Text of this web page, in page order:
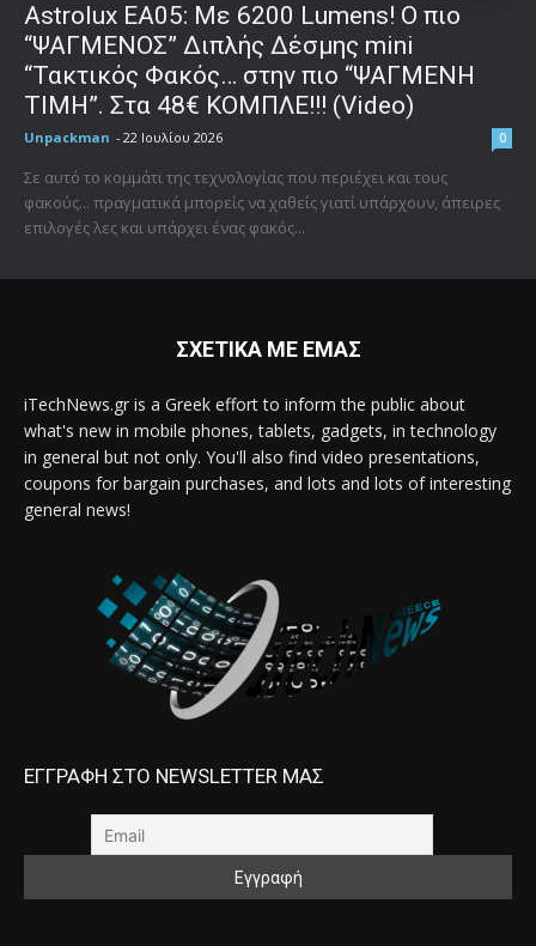
Astrolux ΕΑ05: Με 6200 Lumens! Ο πιο
“ΨΑΓΜΕΝΟΣ” Διπλής Δέσμης mini
“Τακτικός Φακός… στην πιο “ΨΑΓΜΕΝΗ
ΤΙΜΗ”. Στα 48€ ΚΟΜΠΛΕ!!! (Video)
Unpackman - 22 Ιουλίου 2026 0
Σε αυτό το κομμάτι της τεχνολογίας που περιέχει και τους
φακούς... πραγματικά μπορείς να χαθείς γιατί υπάρχουν, άπειρες
επιλογές λες και υπάρχει ένας φακός...
ΣΧΕΤΙΚΑ ΜΕ ΕΜΑΣ
iTechNews.gr is a Greek effort to inform the public about
what's new in mobile phones, tablets, gadgets, in technology
in general but not only. You'll also find video presentations,
coupons for bargain purchases, and lots and lots of interesting
general news!
ΕΓΓΡΑΦΗ ΣΤΟ NEWSLETTER ΜΑΣ